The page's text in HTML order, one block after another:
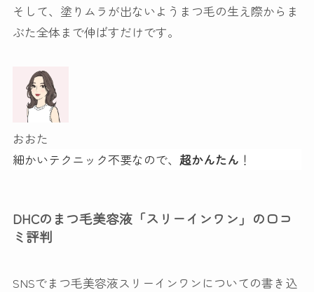
そして、塗りムラが出ないよう まつ毛の生え際からま
ぶた全体まで伸ばすだけです。
おおた
細かいテクニック不要なので、 超かんたん ！
DHCのまつ毛美容液「スリーインワン」の口コ
ミ評判
SNSでまつ毛美容液スリーインワンについての書き込